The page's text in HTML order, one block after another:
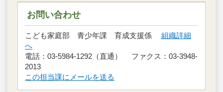
お問い合わせ
こども家庭部 青少年課 育成支援係 組織詳細
へ
電話：03-5984-1292（直通） ファクス：03-3948-
2013
この担当課にメールを送る